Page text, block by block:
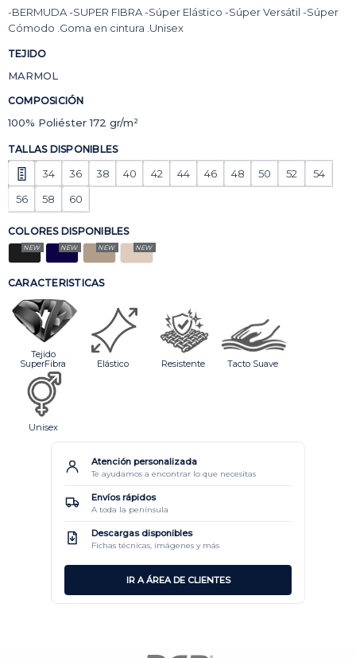
-BERMUDA -SUPER FIBRA -Súper Elástico -Súper Versátil -Súper
Cómodo .Goma en cintura .Unisex
TEJIDO
MARMOL
COMPOSICIÓN
100% Poliéster 172 gr/m²
TALLAS DISPONIBLES
34 36 38 40 42 44 46 48 50 52
54
56
58 60
COLORES DISPONIBLES
NEW NEW NEW NEW
CARACTERISTICAS
Tejido
SuperFibra
Elástico Resistente Tacto Suave
Unisex
Atención personalizada
Te ayudamos a encontrar lo que necesitas
Envíos rápidos
A toda la península
Descargas disponibles
Fichas técnicas, imágenes y más
IR A ÁREA DE CLIENTES